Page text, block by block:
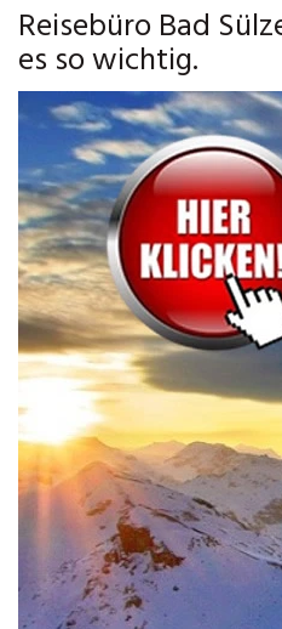
Reisebüro Bad
es so wichtig.